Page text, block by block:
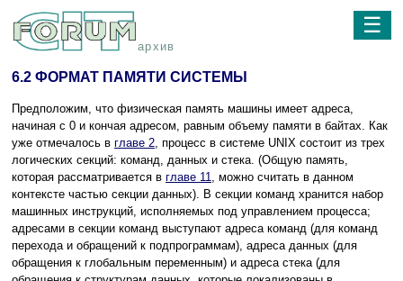
архив
☰
6.2 ФОРМАТ ПАМЯТИ СИСТЕМЫ
Предположим, что физическая память машины имеет адреса,
начиная с 0 и кончая адресом, равным объему памяти в байтах. Как
уже отмечалось в главе 2, процесс в системе UNIX состоит из трех
логических секций: команд, данных и стека. (Общую память,
которая рассматривается в главе 11, можно считать в данном
контексте частью секции данных). В секции команд хранится набор
машинных инструкций, исполняемых под управлением процесса;
адресами в секции команд выступают адреса команд (для команд
перехода и обращений к подпрограммам), адреса данных (для
обращения к глобальным переменным) и адреса стека (для